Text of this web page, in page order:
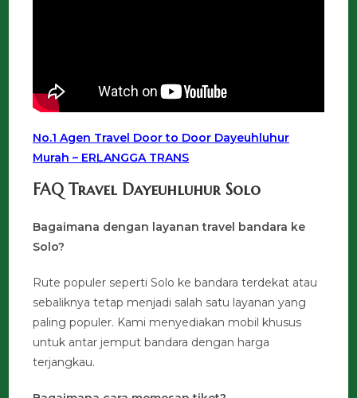
No.1 Agen Travel Door to Door Dayeuhluhur
Murah – ERLANGGA TRANS
FAQ Travel Dayeuhluhur Solo
Bagaimana dengan layanan travel bandara ke
Solo?
Rute populer seperti Solo ke bandara terdekat atau
sebaliknya tetap menjadi salah satu layanan yang
paling populer. Kami menyediakan mobil khusus
untuk antar jemput bandara dengan harga
terjangkau.